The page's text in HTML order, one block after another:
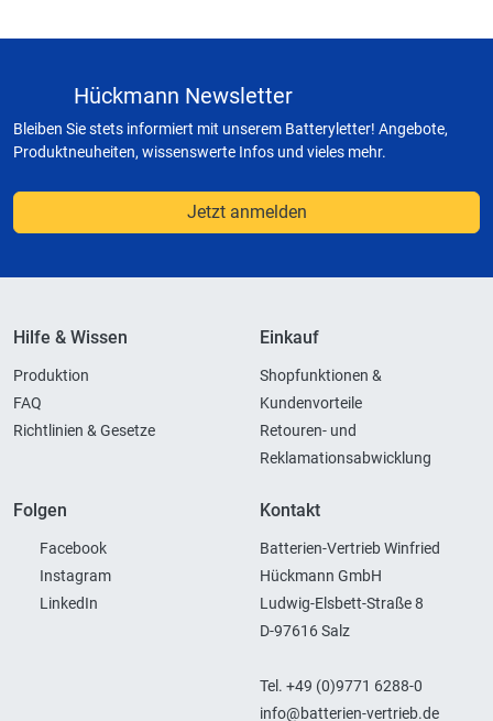
Hückmann Newsletter
Bleiben Sie stets informiert mit unserem Batteryletter! Angebote,
Produktneuheiten, wissenswerte Infos und vieles mehr.
Jetzt anmelden
Hilfe & Wissen
Produktion
FAQ
Richtlinien & Gesetze
Einkauf
Shopfunktionen &
Kundenvorteile
Retouren- und
Reklamationsabwicklung
Folgen
Facebook
Instagram
LinkedIn
Kontakt
Batterien-Vertrieb Winfried
Hückmann GmbH
Ludwig-Elsbett-Straße 8
D-97616 Salz
Tel. +49 (0)9771 6288-0
info@batterien-vertrieb.de